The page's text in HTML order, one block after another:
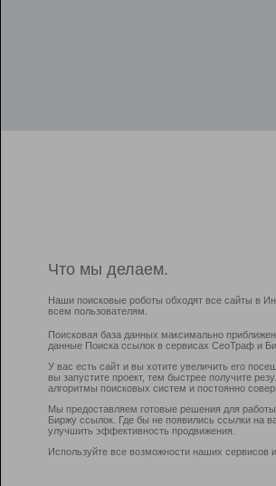
Что мы делаем.
Наши поисковые роботы обходят все сайты в
всем пользователям.
Поисковая база данных максимально
данные Поиска ссылок в сервисах СеоТраф и
У вас есть сайт и вы хотите увеличить его
вы запустите проект, тем быстрее получите
алгоритмы поисковых систем и постоянно
Мы предоставляем готовые решения для
Биржу ссылок. Где бы не появились ссылки на
улучшить эффективность продвижения.
Используйте все возможности наших сервисов